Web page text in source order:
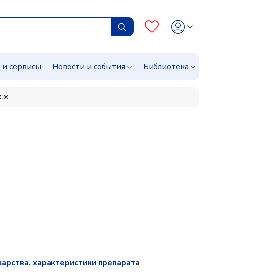
сервисы Новости и события Библиотека
характеристики препарата